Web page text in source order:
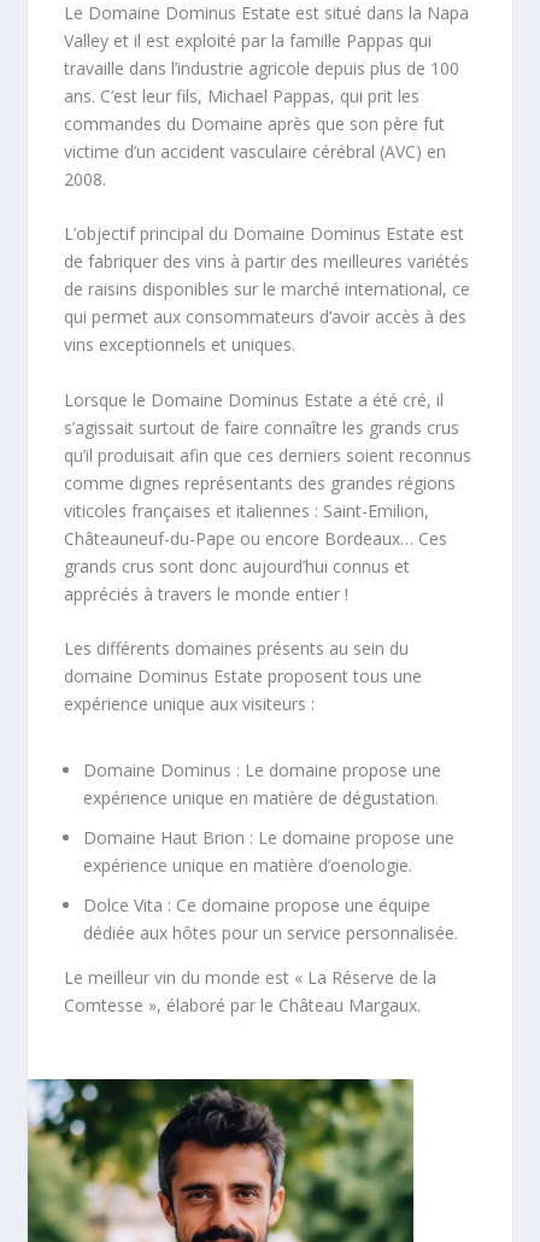
Le Domaine Dominus Estate est situé dans la Napa
Valley et il est exploité par la famille Pappas qui
travaille dans l’industrie agricole depuis plus de 100
ans. C’est leur fils, Michael Pappas, qui prit les
commandes du Domaine après que son père fut
victime d’un accident vasculaire cérébral (AVC) en
2008.
L’objectif principal du Domaine Dominus Estate est
de fabriquer des vins à partir des meilleures variétés
de raisins disponibles sur le marché international, ce
qui permet aux consommateurs d’avoir accès à des
vins exceptionnels et uniques.
Lorsque le Domaine Dominus Estate a été cré, il
s’agissait surtout de faire connaître les grands crus
qu’il produisait afin que ces derniers soient reconnus
comme dignes représentants des grandes régions
viticoles françaises et italiennes : Saint-Emilion,
Châteauneuf-du-Pape ou encore Bordeaux… Ces
grands crus sont donc aujourd’hui connus et
appréciés à travers le monde entier !
Les différents domaines présents au sein du
domaine Dominus Estate proposent tous une
expérience unique aux visiteurs :
Domaine Dominus : Le domaine propose une
expérience unique en matière de dégustation.
Domaine Haut Brion : Le domaine propose une
expérience unique en matière d’oenologie.
Dolce Vita : Ce domaine propose une équipe
dédiée aux hôtes pour un service personnalisée.
Le meilleur vin du monde est « La Réserve de la
Comtesse », élaboré par le Château Margaux.